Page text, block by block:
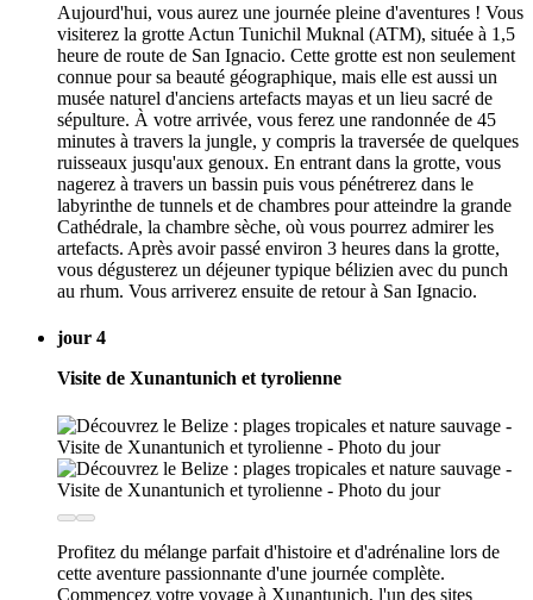
Aujourd'hui, vous aurez une journée pleine d'aventures ! Vous
visiterez la grotte Actun Tunichil Muknal (ATM), située à 1,5
heure de route de San Ignacio. Cette grotte est non seulement
connue pour sa beauté géographique, mais elle est aussi un
musée naturel d'anciens artefacts mayas et un lieu sacré de
sépulture. À votre arrivée, vous ferez une randonnée de 45
minutes à travers la jungle, y compris la traversée de quelques
ruisseaux jusqu'aux genoux. En entrant dans la grotte, vous
nagerez à travers un bassin puis vous pénétrerez dans le
labyrinthe de tunnels et de chambres pour atteindre la grande
Cathédrale, la chambre sèche, où vous pourrez admirer les
artefacts. Après avoir passé environ 3 heures dans la grotte,
vous dégusterez un déjeuner typique bélizien avec du punch
au rhum. Vous arriverez ensuite de retour à San Ignacio.
jour 4
Visite de Xunantunich et tyrolienne
Profitez du mélange parfait d'histoire et d'adrénaline lors de
cette aventure passionnante d'une journée complète.
Commencez votre voyage à Xunantunich, l'un des sites